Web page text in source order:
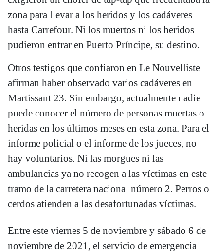
zona para llevar a los heridos y los cadáveres
hasta Carrefour. Ni los muertos ni los heridos
pudieron entrar en Puerto Príncipe, su destino.
Otros testigos que confiaron en Le Nouvelliste
afirman haber observado varios cadáveres en
Martissant 23. Sin embargo, actualmente nadie
puede conocer el número de personas muertas o
heridas en los últimos meses en esta zona. Para el
informe policial o el informe de los jueces, no
hay voluntarios. Ni las morgues ni las
ambulancias ya no recogen a las víctimas en este
tramo de la carretera nacional número 2. Perros o
cerdos atienden a las desafortunadas víctimas.
Entre este viernes 5 de noviembre y sábado 6 de
noviembre de 2021, el servicio de emergencia